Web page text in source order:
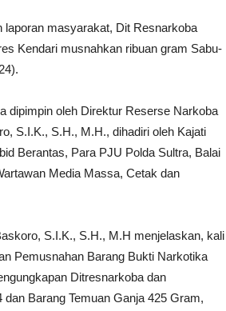
laporan masyarakat, Dit Resnarkoba
Kendari musnahkan ribuan gram Sabu-
dipimpin oleh Direktur Reserse Narkoba
S.I.K., S.H., M.H., dihadiri oleh Kajati
Berantas, Para PJU Polda Sultra, Balai
Media Massa, Cetak dan
S.I.K., S.H., M.H menjelaskan, kali
Pemusnahan Barang Bukti Narkotika
Ditresnarkoba dan
Barang Temuan Ganja 425 Gram,